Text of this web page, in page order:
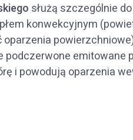
służą szczególnie
konwekcyjnym
emitowane
i powodują oparzenia